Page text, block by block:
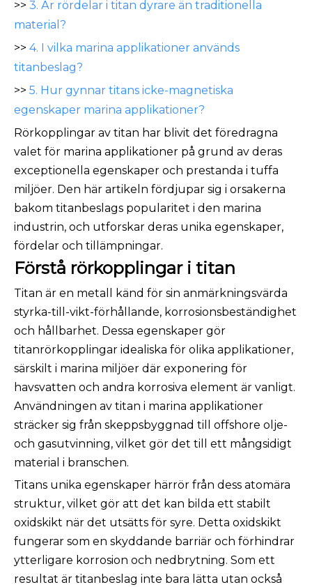
>> 3. Är rördelar i titan dyrare än traditionella
material?
>> 4. I vilka marina applikationer används
titanbeslag?
>> 5. Hur gynnar titans icke-magnetiska
egenskaper marina applikationer?
Rörkopplingar av titan har blivit det föredragna
valet för marina applikationer på grund av deras
exceptionella egenskaper och prestanda i tuffa
miljöer. Den här artikeln fördjupar sig i orsakerna
bakom titanbeslags popularitet i den marina
industrin, och utforskar deras unika egenskaper,
fördelar och tillämpningar.
Förstå rörkopplingar i titan
Titan är en metall känd för sin anmärkningsvärda
styrka-till-vikt-förhållande, korrosionsbeständighet
och hållbarhet. Dessa egenskaper gör
titanrörkopplingar idealiska för olika applikationer,
särskilt i marina miljöer där exponering för
havsvatten och andra korrosiva element är vanligt.
Användningen av titan i marina applikationer
sträcker sig från skeppsbyggnad till offshore olje-
och gasutvinning, vilket gör det till ett mångsidigt
material i branschen.
Titans unika egenskaper härrör från dess atomära
struktur, vilket gör att det kan bilda ett stabilt
oxidskikt när det utsätts för syre. Detta oxidskikt
fungerar som en skyddande barriär och förhindrar
ytterligare korrosion och nedbrytning. Som ett
resultat är titanbeslag inte bara lätta utan också